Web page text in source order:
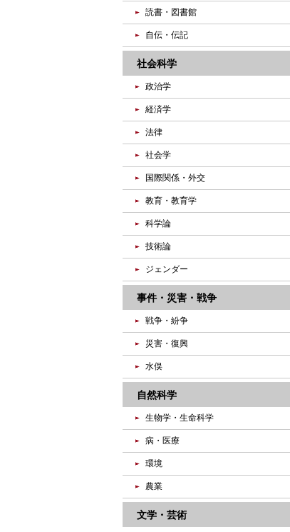
読書・図書館
自伝・伝記
社会科学
政治学
経済学
法律
社会学
国際関係・外交
教育・教育学
科学論
技術論
ジェンダー
事件・災害・戦争
戦争・紛争
災害・復興
水俣
自然科学
生物学・生命科学
病・医療
環境
農業
文学・芸術